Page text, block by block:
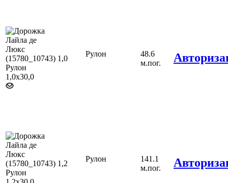
1,0
Рулон
48.6
м.пог.
1,2
Рулон
141.1
м.пог.